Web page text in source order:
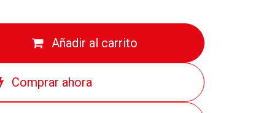
Añadir al carrito
Comprar ahora